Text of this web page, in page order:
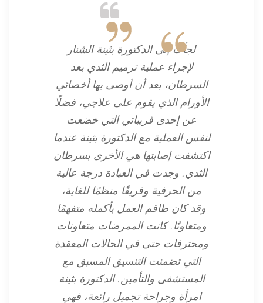
لجأت إلى الدكتورة بثينة الشنار
لإجراء عملية ترميم الثدي بعد
السرطان، بعد أن أوصى بها أخصائي
الأورام الذي يقوم على علاجي، فضلًا
عن إحدى قريباتي التي خضعت
لنفس العملية مع الدكتورة بثينة عندما
اكتشفت إصابتها هي الأخرى بسرطان
الثدي. وجدت في العيادة درجة عالية
من الحرفية وفريقًا منظمًا للغاية،
وقد كان طاقم العمل بأكمله متفهمًا
ومتعاونًا. كانت الممرضات متعاونات
ومحترفات حتى في الحالات المعقدة
التي تضمنت التنسيق المسبق مع
المستشفى والتأمين. الدكتورة بثينة
امرأة وجراحة تجميل رائعة، فهي